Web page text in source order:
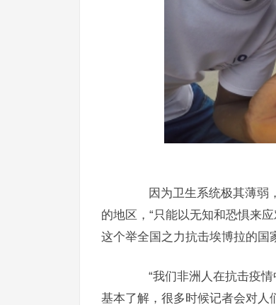
因为卫生系统极其薄弱，
的地区，“只能以无知和恐惧来
这个举全国之力抗击埃博拉的国
“我们非洲人在抗击疫情
基本了解，很多时候记者会对人